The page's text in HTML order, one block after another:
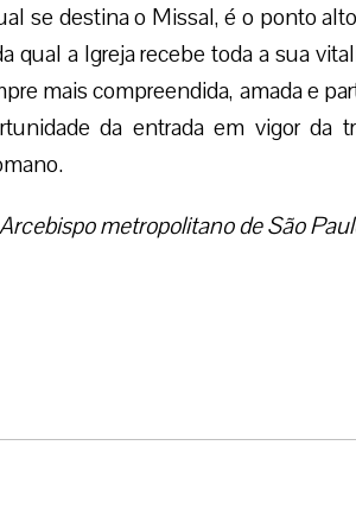
se destina o Missal, é o ponto
qual a Igreja recebe toda a sua
mais compreendida, amada e
da entrada em vigor da
metropolitano de São